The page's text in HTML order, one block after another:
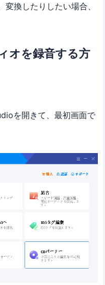
換したりしたい場合、
オを録音する方
を開きて、最初画面で